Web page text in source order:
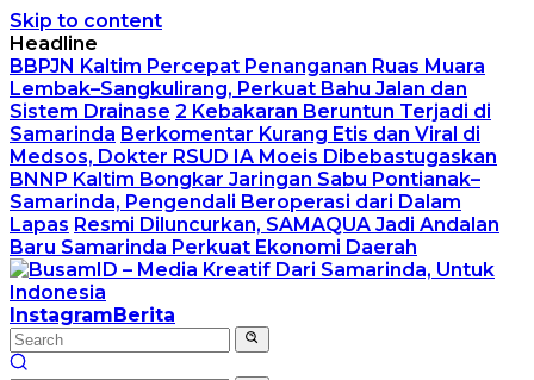
Skip to content
Headline
BBPJN Kaltim Percepat Penanganan Ruas Muara
Lembak–Sangkulirang, Perkuat Bahu Jalan dan
Sistem Drainase 2 Kebakaran Beruntun Terjadi di
Samarinda Berkomentar Kurang Etis dan Viral di
Medsos, Dokter RSUD IA Moeis Dibebastugaskan
BNNP Kaltim Bongkar Jaringan Sabu Pontianak–
Samarinda, Pengendali Beroperasi dari Dalam
Lapas Resmi Diluncurkan, SAMAQUA Jadi Andalan
Baru Samarinda Perkuat Ekonomi Daerah
InstagramBerita